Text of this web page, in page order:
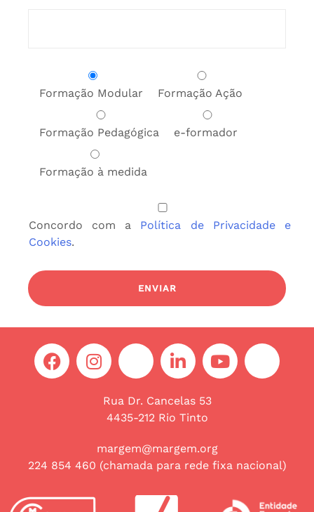
Formação Modular Formação Ação
Formação Pedagógica e-formador
Formação à medida
Concordo com a Política de Privacidade e
Cookies.
Rua Dr. Cancelas 53
4435-212 Rio Tinto
margem@margem.org
224 854 460 (chamada para rede fixa nacional)